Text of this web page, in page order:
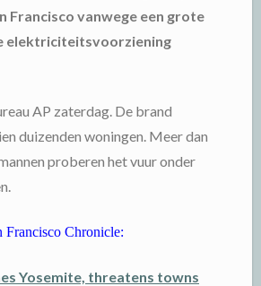
Francisco vanwege een grote
elektriciteitsvoorziening
AP zaterdag. De brand
duizenden woningen. Meer dan
proberen het vuur onder
Francisco Chronicle:
Yosemite, threatens towns